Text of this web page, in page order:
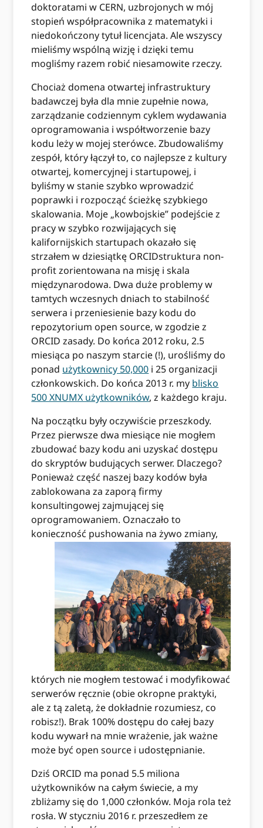
doktoratami w CERN, uzbrojonych w mój
stopień współpracownika z matematyki i
niedokończony tytuł licencjata. Ale wszyscy
mieliśmy wspólną wizję i dzięki temu
mogliśmy razem robić niesamowite rzeczy.
Chociaż domena otwartej infrastruktury
badawczej była dla mnie zupełnie nowa,
zarządzanie codziennym cyklem wydawania
oprogramowania i współtworzenie bazy
kodu leży w mojej sterówce. Zbudowaliśmy
zespół, który łączył to, co najlepsze z kultury
otwartej, komercyjnej i startupowej, i
byliśmy w stanie szybko wprowadzić
poprawki i rozpocząć ścieżkę szybkiego
skalowania. Moje „kowbojskie” podejście z
pracy w szybko rozwijających się
kalifornijskich startupach okazało się
strzałem w dziesiątkę ORCIDstruktura non-
profit zorientowana na misję i skala
międzynarodowa. Dwa duże problemy w
tamtych wczesnych dniach to stabilność
serwera i przeniesienie bazy kodu do
repozytorium open source, w zgodzie z
ORCID zasady. Do końca 2012 roku, 2.5
miesiąca po naszym starcie (!), urośliśmy do
ponad użytkownicy 50,000 i 25 organizacji
członkowskich. Do końca 2013 r. my blisko
500 XNUMX użytkowników, z każdego kraju.
Na początku były oczywiście przeszkody.
Przez pierwsze dwa miesiące nie mogłem
zbudować bazy kodu ani uzyskać dostępu
do skryptów budujących serwer. Dlaczego?
Ponieważ część naszej bazy kodów była
zablokowana za zaporą firmy
konsultingowej zajmującej się
oprogramowaniem. Oznaczało to
konieczność pushowania na żywo zmiany,
których nie mogłem testować i modyfikować
serwerów ręcznie (obie okropne praktyki,
ale z tą zaletą, że dokładnie rozumiesz, co
robisz!). Brak 100% dostępu do całej bazy
kodu wywarł na mnie wrażenie, jak ważne
może być open source i udostępnianie.
Dziś ORCID ma ponad 5.5 miliona
użytkowników na całym świecie, a my
zbliżamy się do 1,000 członków. Moja rola też
rosła. W styczniu 2016 r. przeszedłem ze